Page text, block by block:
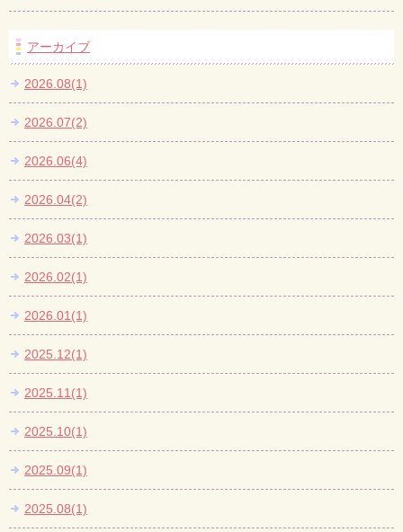
アーカイブ
2026.08(1)
2026.07(2)
2026.06(4)
2026.04(2)
2026.03(1)
2026.02(1)
2026.01(1)
2025.12(1)
2025.11(1)
2025.10(1)
2025.09(1)
2025.08(1)